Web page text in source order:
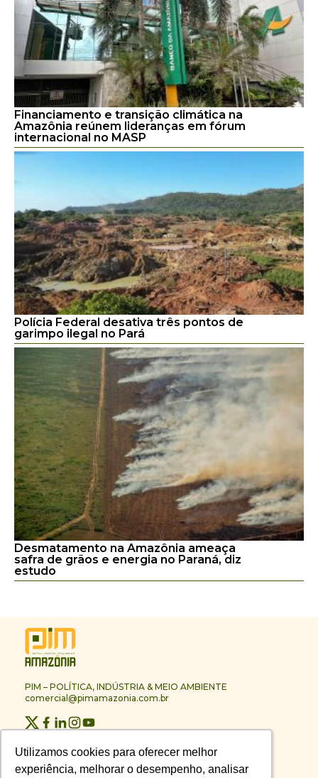
Utilizamos cookies para oferecer melhor
experiência, melhorar o desempenho, analisar
Utilizamos cookies para oferecer melhor
experiência, melhorar o desempenho, analisar
Financiamento e transição climática na
Amazônia reúnem lideranças em fórum
internacional no MASP
Polícia Federal desativa três pontos de
garimpo ilegal no Pará
Desmatamento na Amazônia ameaça
safra de grãos e energia no Paraná, diz
estudo
PIM – POLÍTICA, INDÚSTRIA & MEIO AMBIENTE
comercial@pimamazonia.com.br
Contato
Publicidade